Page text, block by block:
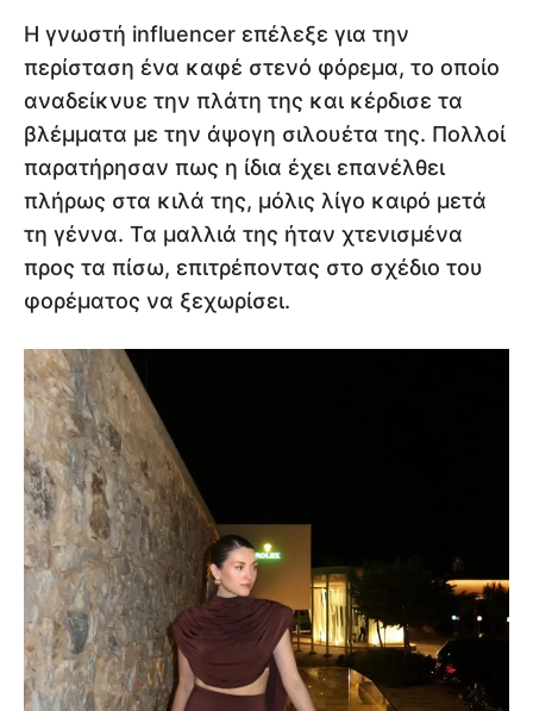
Η γνωστή influencer επέλεξε για την
περίσταση ένα καφέ στενό φόρεμα, το οποίο
αναδείκνυε την πλάτη της και κέρδισε τα
βλέμματα με την άψογη σιλουέτα της. Πολλοί
παρατήρησαν πως η ίδια έχει επανέλθει
πλήρως στα κιλά της, μόλις λίγο καιρό μετά
τη γέννα. Τα μαλλιά της ήταν χτενισμένα
προς τα πίσω, επιτρέποντας στο σχέδιο του
φορέματος να ξεχωρίσει.